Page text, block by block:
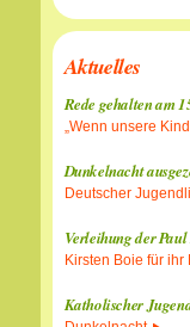
Aktuelles
Rede gehalten am
„Wenn unsere
Dunkelnacht
Deutscher
Verleihung der
Kirsten Boie für
Katholischer